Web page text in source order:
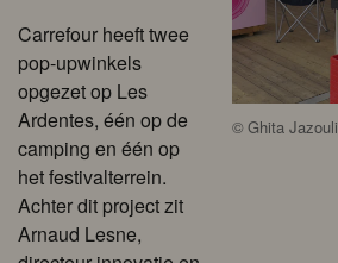
Carrefour heeft twee
pop-upwinkels
opgezet op Les
Ardentes, één op de
camping en één op
het festivalterrein.
Achter dit project zit
Arnaud Lesne,
©Ghita Jazouli